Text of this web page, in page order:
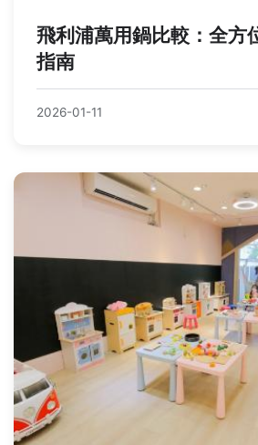
飛利浦萬用鍋比較：全方
指南
2026-01-11